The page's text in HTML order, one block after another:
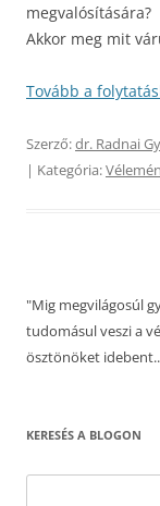
megvalósítására?
Akkor meg mit
Tovább a
Szerző:dr. Radnai
| Kategória:
"Mig megvilágosúl
tudomásul veszi a
ösztönöket
KERESÉS A BLOGON